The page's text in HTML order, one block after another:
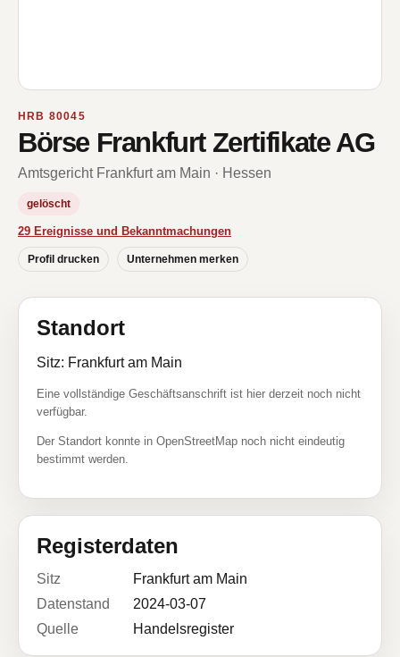
HRB 80045
Börse Frankfurt Zertifikate AG
Amtsgericht Frankfurt am Main · Hessen
gelöscht
29 Ereignisse und Bekanntmachungen
Profil drucken Unternehmen merken
Standort
Sitz: Frankfurt am Main
Eine vollständige Geschäftsanschrift ist hier derzeit noch nicht
verfügbar.
Der Standort konnte in OpenStreetMap noch nicht eindeutig
bestimmt werden.
Registerdaten
Sitz
Frankfurt am Main
Datenstand
2024-03-07
Quelle
Handelsregister